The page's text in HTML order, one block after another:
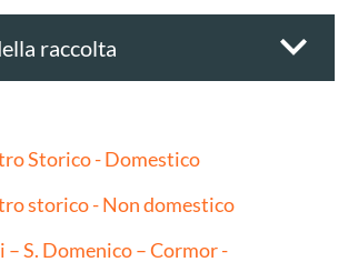
raccolta
Storico - Domestico
storico - Non domestico
– S. Domenico – Cormor -